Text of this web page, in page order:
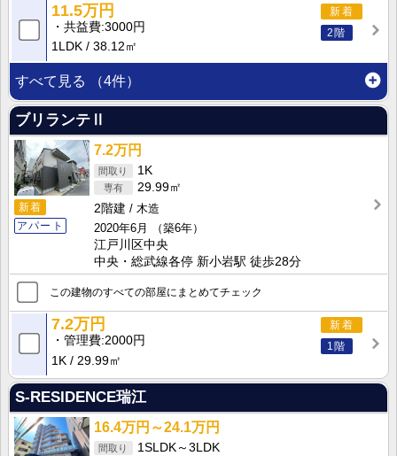
新着
2階
11.5万円
共益費 3000円
1LDK
38.12㎡
すべて見る （4件）
ブリランテⅡ
新着
アパート
7.2万円
1K
29.99㎡
2階建
木造
2020年6月
（築6年）
江戸川区中央
中央・総武線各停 新小岩駅 徒歩28分
この建物のすべての部屋にまとめてチェック
新着
1階
7.2万円
管理費 2000円
1K
29.99㎡
S-RESIDENCE瑞江
16.4万円～24.1万円
1SLDK～3LDK